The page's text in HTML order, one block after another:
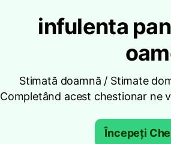
infulenta
Stimată doamnă / Stimate
Completând acest chestionar ne
Începeți